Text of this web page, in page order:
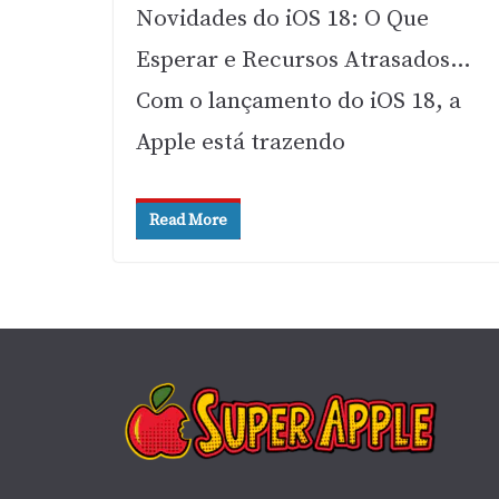
Novidades do iOS 18: O Que
Esperar e Recursos Atrasados…
Com o lançamento do iOS 18, a
Apple está trazendo
Read More